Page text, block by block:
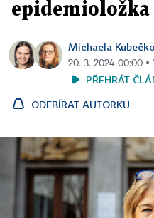
epidemioložka
Michaela
20. 3. 2024 00:00 ▪
PŘEHRÁT
ODEBÍRAT AUTORKU